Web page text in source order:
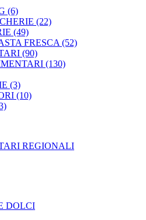
(6)
(22)
(49)
FRESCA (52)
(90)
(130)
(3)
(10)
REGIONALI
DOLCI